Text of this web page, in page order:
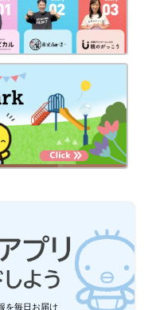
を毎日お届け